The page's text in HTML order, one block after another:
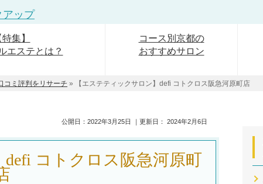
アップ
特集】
エステとは？
コース別京都の
おすすめサロン
コミ評判をリサーチ » 【エステティックサロン】defi コトクロス阪急河原町店
公開日： 2022年3月25日 ｜更新日： 2024年2月6日
コトクロス阪急河原町